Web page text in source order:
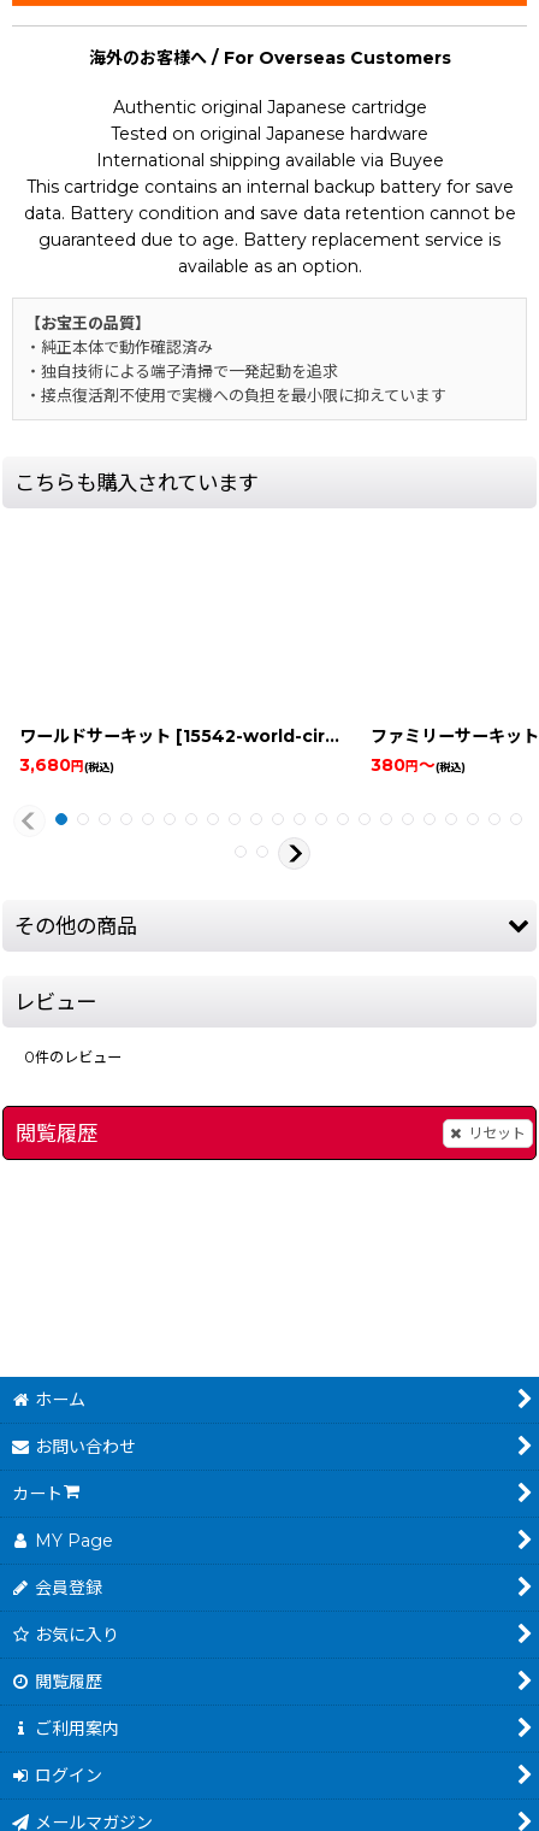
海外のお客様へ / For Overseas Customers
Authentic original Japanese cartridge
Tested on original Japanese hardware
International shipping available via Buyee
This cartridge contains an internal backup battery for save
data. Battery condition and save data retention cannot be
guaranteed due to age. Battery replacement service is
available as an option.
【お宝王の品質】
・純正本体で動作確認済み
・独自技術による端子清掃で一発起動を追求
・接点復活剤不使用で実機への負担を最小限に抑えています
こちらも購入されています
ワールドサーキット [15542-world-cir-pc-enginebox ]
3,680円(税込)
ファミリーサーキッ
380円～(税込)
その他の商品
レビュー
0件のレビュー
閲覧履歴 リセット
ホーム
お問い合わせ
カート
MY Page
会員登録
お気に入り
閲覧履歴
ご利用案内
ログイン
メールマガジン